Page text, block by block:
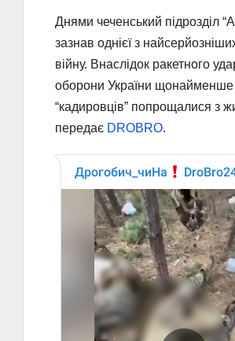
Днями чеченський підрозділ
зазнав однієї з
війну. Внаслідок ракетного
оборони України
“кадировців” попрощалися з
передає DROBRO.